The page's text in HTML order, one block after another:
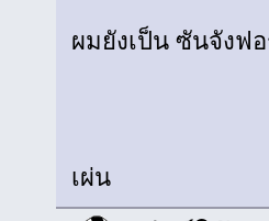
ผมยังเป็น ซันจังฟ
เผ่น